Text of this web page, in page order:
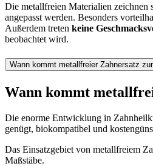
Die metallfreien Materialien zeichnen
angepasst werden. Besonders
Außerdem treten keine
beobachtet wird.
Wann kommt metallfreier Zahnersatz
Wann kommt
Die enorme Entwicklung in
genügt, biokompatibel und
Das Einsatzgebiet von metallfreiem
Maßstäbe.